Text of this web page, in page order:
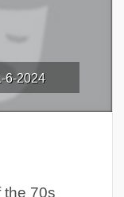
6-2024
the 70s